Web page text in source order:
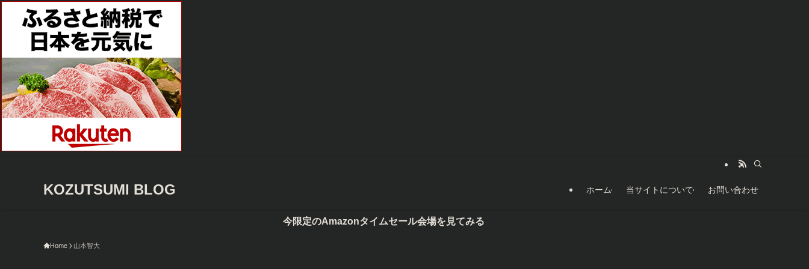
KOZUTSUMI BLOG ホーム 当サイトについて お問い合わせ
今限定のAmazonタイムセール会場を見てみる
Home 山本智大